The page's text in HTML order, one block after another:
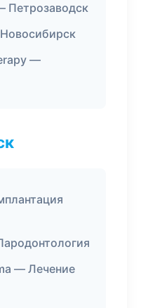
Петрозаводск
—
— Лечение